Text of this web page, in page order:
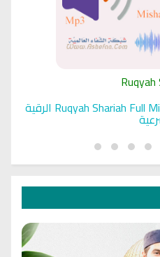
Ruqyah
Ruqyah Shariah Full Mishary Rashid Al Afasy Mp3 الرقية